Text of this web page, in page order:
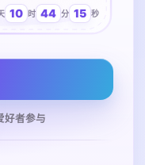
10 时 44 分 15 秒
好者参与